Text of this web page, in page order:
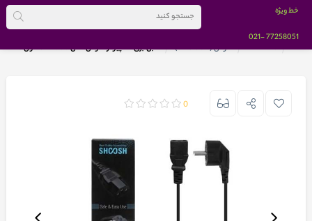
خط ویژه
77258051
-021
خانه
BRANDS شوش (SHOOSH) کابل برق کامپیوتر شوش مدل SH2000 طول 1.8 متر
0